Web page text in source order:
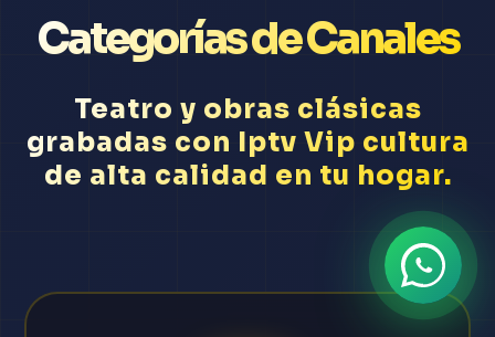
Categorías de Canales
Teatro y obras clásicas
grabadas con Iptv Vip cultura
de alta calidad en tu hogar.